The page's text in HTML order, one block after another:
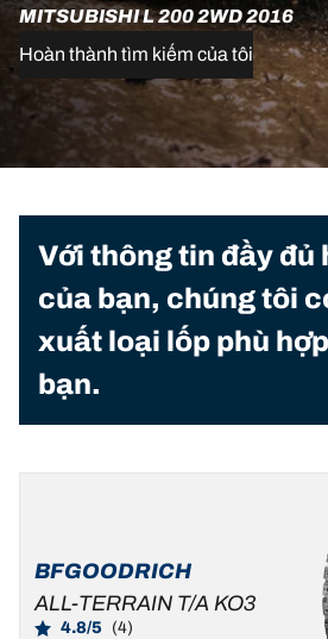
MITSUBISHI L 200 2WD 2016
Hoàn thành tìm kiếm của tôi
Với thông tin đầy đủ
của bạn, chúng tôi
xuất loại lốp phù
bạn.
BFGOODRICH
ALL-TERRAIN T/A KO3
4.8/5 (4)